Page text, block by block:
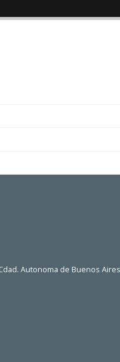
Autonoma de Buenos Aires